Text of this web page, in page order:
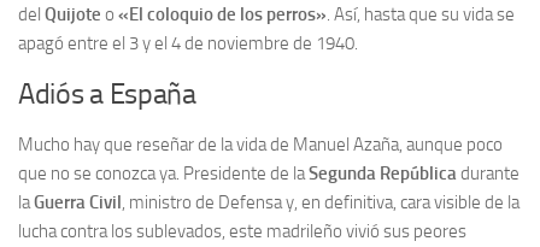
del Quijote o «El coloquio de los perros». Así, hasta que su vida se
apagó entre el 3 y el 4 de noviembre de 1940.
Adiós a España
Mucho hay que reseñar de la vida de Manuel Azaña, aunque poco
que no se conozca ya. Presidente de laSegunda Repúblicadurante
laGuerra Civil, ministro de Defensa y, en definitiva, cara visible de la
lucha contra los sublevados, este madrileño vivió sus peores